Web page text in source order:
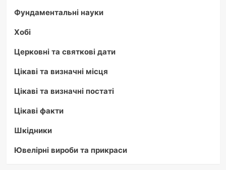
Фундаментальні науки
Хобі
Церковні та святкові дати
Цікаві та визначні місця
Цікаві та визначні постаті
Цікаві факти
Шкідники
Ювелірні вироби та прикраси